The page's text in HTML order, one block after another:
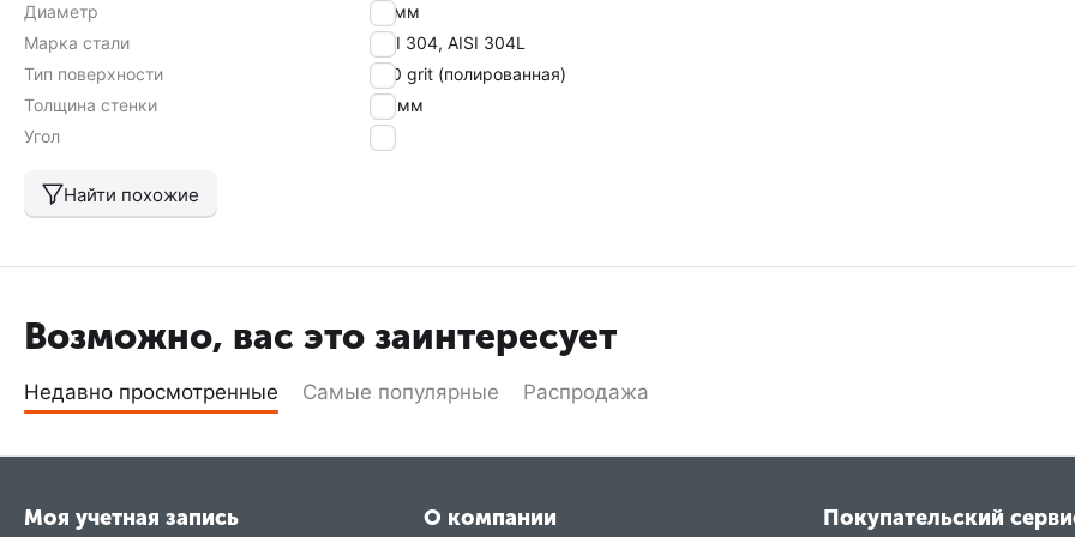
Диаметр
22 мм
Марка стали
AISI 304, AISI 304L
Тип поверхности
600 grit (полированная)
Толщина стенки
1,5 мм
Угол
90
Найти похожие
Возможно, вас это заинтересует
Недавно просмотренные Самые популярные Распродажа
Моя учетная запись О компании Покупательский